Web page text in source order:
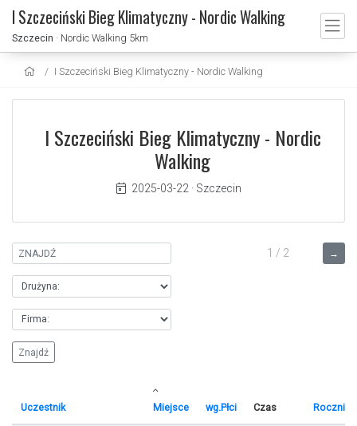
I Szczeciński Bieg Klimatyczny - Nordic Walking
Szczecin · Nordic Walking 5km
I Szczeciński Bieg Klimatyczny - Nordic Walking
I Szczeciński Bieg Klimatyczny - Nordic
Walking
2025-03-22 · Szczecin
→
1 / 2
Uczestnik Miejsce wg.Płci Czas Rocznik